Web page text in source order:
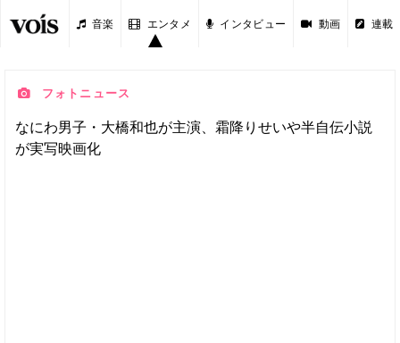
音楽 エンタメ インタビュー 動画 連載
フォトニュース
なにわ男子・大橋和也が主演、霜降りせいや半自伝小説
が実写映画化